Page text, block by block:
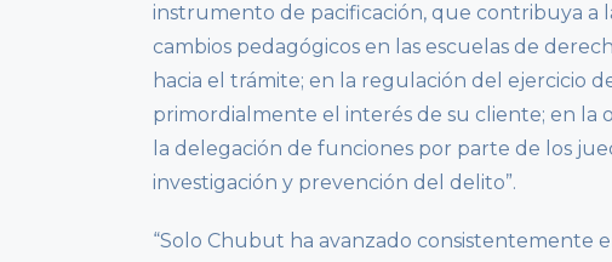
instrumento de pacificación, que contribuya a
cambios pedagógicos en las escuelas de
hacia el trámite; en la regulación del ejercicio
primordialmente el interés de su cliente; en la
la delegación de funciones por parte de los
investigación y prevención del delito”.
“Solo Chubut ha avanzado consistentemente